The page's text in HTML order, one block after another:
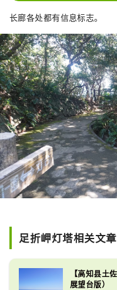
长廊各处都有信息标志。
足折岬灯塔相关文章
【高知县土
展望台版）